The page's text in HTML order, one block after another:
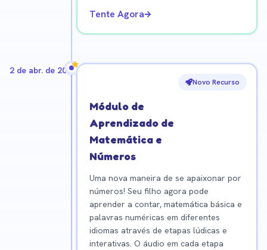
Tente Agora
2 de abr. de 2026
Novo Recurso
Módulo de
Aprendizado de
Matemática e
Números
Uma nova maneira de se apaixonar por
números! Seu filho agora pode
aprender a contar, matemática básica e
palavras numéricas em diferentes
idiomas através de etapas lúdicas e
interativas. O áudio em cada etapa